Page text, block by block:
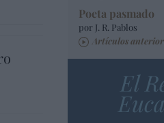
Poeta pasmado
por J. R. Pablos
Artículos
El